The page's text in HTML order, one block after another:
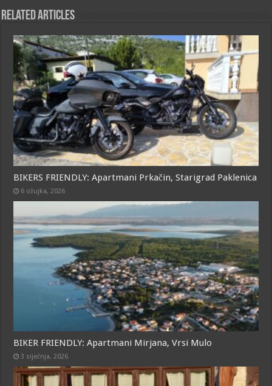
o
o
k
A
p
p
e
r
Related Articles
BIKERS FRIENDLY: Apartmani Prkačin, Starigrad Paklenica
6 ožujka, 2026
BIKER FRIENDLY: Apartmani Mirjana, Vrsi Mulo
3 siječnja, 2026